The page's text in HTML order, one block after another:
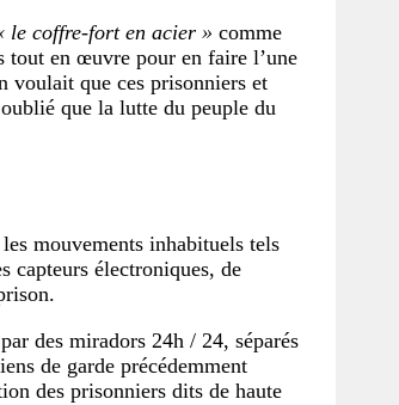
le coffre-fort en acier » comme
tout en œuvre pour en faire l’une
voulait que ces prisonniers et
que la lutte du peuple du
mouvements inhabituels tels
capteurs électroniques, de
des miradors 24h / 24, séparés
de garde précédemment
des prisonniers dits de haute